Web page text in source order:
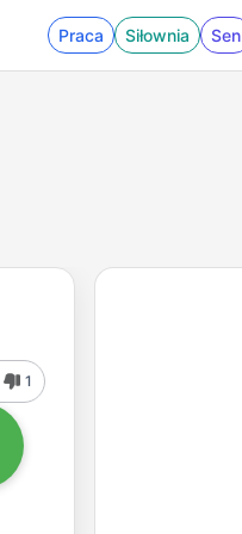
Praca Siłownia Sen
1